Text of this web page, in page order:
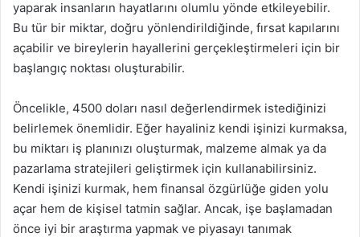
yaparak insanların hayatlarını olumlu yönde etkileyebilir.
Bu tür bir miktar, doğru yönlendirildiğinde, fırsat kapılarını
açabilir ve bireylerin hayallerini gerçekleştirmeleri için bir
başlangıç noktası oluşturabilir.
Öncelikle, 4500 doları nasıl değerlendirmek istediğinizi
belirlemek önemlidir. Eğer hayaliniz kendi işinizi kurmaksa,
bu miktarı iş planınızı oluşturmak, malzeme almak ya da
pazarlama stratejileri geliştirmek için kullanabilirsiniz.
Kendi işinizi kurmak, hem finansal özgürlüğe giden yolu
açar hem de kişisel tatmin sağlar. Ancak, işe başlamadan
önce iyi bir araştırma yapmak ve piyasayı tanımak